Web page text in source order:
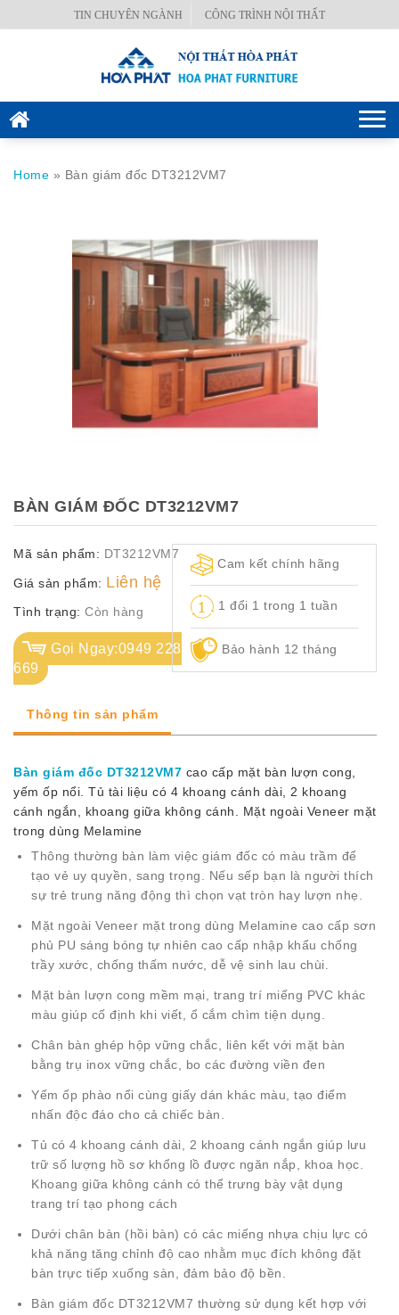
TIN CHUYÊN NGÀNH CÔNG TRÌNH NỘI THẤT
VĂN
MÃ
CH.
SÁCH
Q.
ĐỊNH
Home » Bàn giám đốc DT3212VM7
BÀN GIÁM ĐỐC DT3212VM7
Mã sản phẩm: DT3212VM7
Giá sản phẩm: Liên hệ
Tình trạng: Còn hàng
Gọi Ngay:0949 228
669
Cam kết chính hãng
1 đổi 1 trong 1 tuần
Bảo hành 12 tháng
Thông tin sản phẩm
Bàn giám đốc DT3212VM7 cao cấp mặt bàn lượn cong,
yếm ốp nổi. Tủ tài liệu có 4 khoang cánh dài, 2 khoang
cánh ngắn, khoang giữa không cánh. Mặt ngoài Veneer mặt
trong dùng Melamine
Thông thường bàn làm việc giám đốc có màu trầm để
tạo vẻ uy quyền, sang trọng. Nếu sếp bạn là người thích
sự trẻ trung năng động thì chọn vạt tròn hay lượn nhẹ.
Mặt ngoài Veneer mặt trong dùng Melamine cao cấp sơn
phủ PU sáng bóng tự nhiên cao cấp nhập khẩu chống
trầy xước, chống thấm nước, dễ vệ sinh lau chùi.
Mặt bàn lượn cong mềm mại, trang trí miếng PVC khác
màu giúp cố định khi viết, ổ cắm chìm tiện dụng.
Chân bàn ghép hộp vững chắc, liên kết với mặt bàn
bằng trụ inox vững chắc, bo các đường viền đen
Yếm ốp phào nổi cùng giấy dán khác màu, tạo điểm
nhấn độc đáo cho cả chiếc bàn.
Tủ có 4 khoang cánh dài, 2 khoang cánh ngắn giúp lưu
trữ số lượng hồ sơ khổng lồ được ngăn nắp, khoa học.
Khoang giữa không cánh có thể trưng bày vật dụng
trang trí tạo phong cách
Dưới chân bàn (hồi bàn) có các miếng nhựa chịu lực có
khả năng tăng chỉnh độ cao nhằm mục đích không đặt
bàn trực tiếp xuống sàn, đảm bảo độ bền.
Bàn giám đốc DT3212VM7 thường sử dụng kết hợp với